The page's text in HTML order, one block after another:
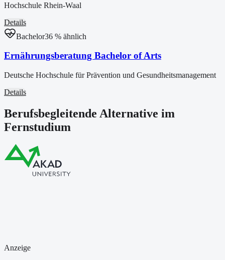
Hochschule Rhein-Waal
Details
Bachelor36 % ähnlich
Ernährungsberatung Bachelor of Arts
Deutsche Hochschule für Prävention und Gesundheitsmanagement
Details
Berufsbegleitende Alternative im
Fernstudium
Anzeige